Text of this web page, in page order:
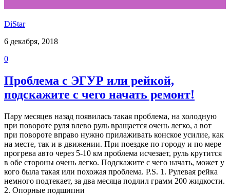
DiStar
6 декабря, 2018
0
Проблема с ЭГУР или рейкой,
подскажите с чего начать ремонт!
Пару месяцев назад появилась такая проблема, на холодную
при повороте руля влево руль вращается очень легко, а вот
при повороте вправо нужно прилаживать конское усилие, как
на месте, так и в движении. При поездке по городу и по мере
прогрева авто через 5-10 км проблема исчезает, руль крутится
в обе стороны очень легко. Подскажите с чего начать, может у
кого была такая или похожая проблема. P.S. 1. Рулевая рейка
немного подтекает, за два месяца подлил грамм 200 жидкости.
2. Опорные подшипни